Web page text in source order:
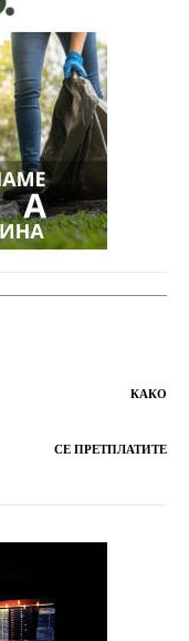
КАКО
СЕ ПРЕТПЛАТИТЕ